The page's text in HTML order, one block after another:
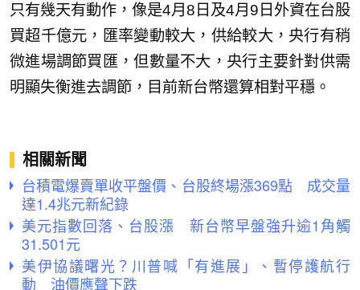
只有幾天有動作，像是4月8日及4月9日外資在台股
買超千億元，匯率變動較大，供給較大，央行有稍
微進場調節買匯，但數量不大，央行主要針對供需
明顯失衡進去調節，目前新台幣還算相對平穩。
相關新聞
台積電爆賣單收平盤價、台股終場漲369點 成交量
達1.4兆元新紀錄
美元指數回落、台股漲 新台幣早盤強升逾1角觸
31.501元
美伊協議曙光？川普喊「有進展」、暫停護航行
動 油價應聲下跌